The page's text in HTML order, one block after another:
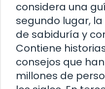
considera una
segundo lugar,
de sabiduría y
Contiene
consejos que
millones de